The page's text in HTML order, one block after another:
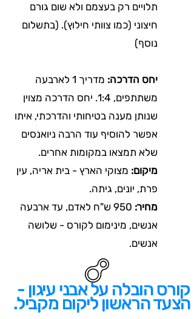
תלויים רק בעצמם ולא שום גורם
חיצוני (כמו צוותי חילוץ). (בתשלום
נוסף)
יחס הדרכה:
מדריך 1 לארבעה
משתתפים, 1:4. יחס הדרכה מצוין
שנותן מענה בטיחותי והדרכתי, איתו
אפשר להוסיף עוד הרבה ניואנסים
שלא תמצאו במקומות אחרים.
מיקום: מצוקי הארץ - בית אריה, עין
פרת, יונים, גיתה.
מחיר:
950 ש"ח לאדם, עד ארבעה
אנשים, מינימום לקורס - שלושה
אנשים.
קורס הובלה על אבני עיגון -
הצעד הראשון ליקום מקביל.